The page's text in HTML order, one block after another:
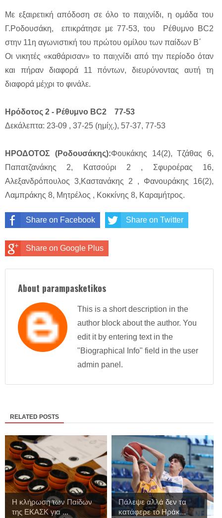
Με εξαιρετική απόδοση σε όλο το παιχνίδι, η ομάδα του
Γ.Ροδουσάκη, επικράτησε με 77-53, του Ρέθυμνο BC2
στην 11η αγωνιστική του πρώτου ομίλου των παίδων Β΄
Οι νικητές «καθάρισαν» το παιχνίδι από την περίοδο όταν
και πήραν διαφορά 11 πόντων, διευρύνοντας αυτή τη
διαφορά μέχρι το φινάλε.
Ηρόδοτος 2 - Ρέθυμνο BC2 77-53
Δεκάλεπτα: 23-09 , 37-25 (ημίχ.), 57-37, 77-53
ΗΡΟΔΟΤΟΣ (Ροδουσάκης):Φουκάκης 14(2), Τζάθας 6,
Παπατζανάκης 2, Κατσούρι 2 , Σφυροέρας 16,
Αλεξανδρόπουλος 3,Καστανάκης 2 , Φανουράκης 16(2),
Λαμπράκης 8, Μητρέλος , Κοκκίνης 8, Καραμήτρος.
Share on Facebook Share on Twitter
Share on Google Plus
About parampasketikos
This is a short description in the
author block about the author. You
edit it by entering text in the
"Biographical Info" field in the user
admin panel.
RELATED POSTS
Η κλήρωση των Παίδων
της ΕΚΑΣΚ για ...
Πάλεψε αλλά δεν τα
κατάφερε το Ηράκ...